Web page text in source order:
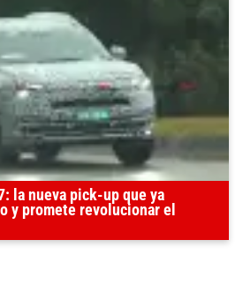
la nueva pick-up que ya
y promete revolucionar el